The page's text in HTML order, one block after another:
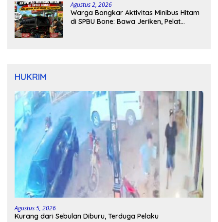
Agustus 2, 2026
Warga Bongkar Aktivitas Minibus Hitam
di SPBU Bone: Bawa Jeriken, Pelat
HUKRIM
Agustus 5, 2026
Kurang dari Sebulan Diburu, Terduga Pelaku